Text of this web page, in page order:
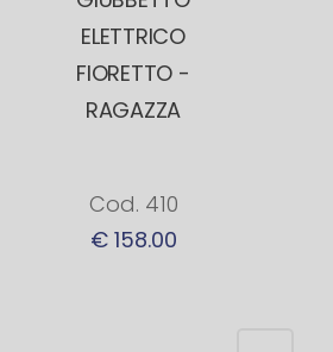
ELETTRICO
FIORETTO -
RAGAZZA
Cod. 410
€ 158.00